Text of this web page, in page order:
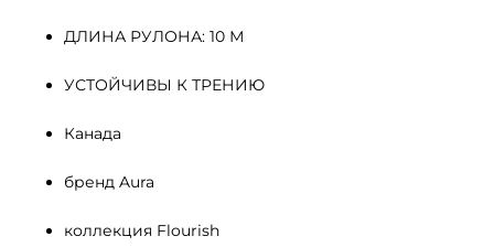
ДЛИНА РУЛОНА: 10 М
УСТОЙЧИВЫ К ТРЕНИЮ
Канада
бренд Aura
коллекция Flourish